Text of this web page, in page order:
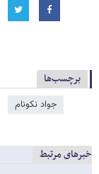
برچسب‌ها
جواد نکونام
خبرهای مرتبط